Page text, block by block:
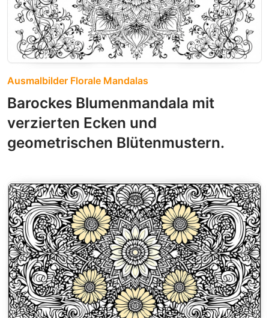
Ausmalbilder Florale Mandalas
Barockes Blumenmandala mit
verzierten Ecken und
geometrischen Blütenmustern.